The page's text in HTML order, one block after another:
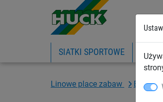
SIATKI SPORTOWE
Linowe place zabaw